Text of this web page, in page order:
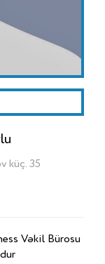
küç. 35
Vəkil Bürosu